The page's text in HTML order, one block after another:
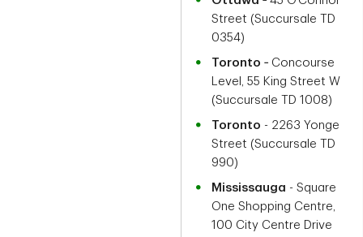
Street (Succursale TD
0354)
Toronto ‑ Concourse
Level, 55 King Street W
(Succursale TD 1008)
Toronto - 2263 Yonge
Street (Succursale TD
990)
Mississauga - Square
One Shopping Centre,
100 City Centre Drive